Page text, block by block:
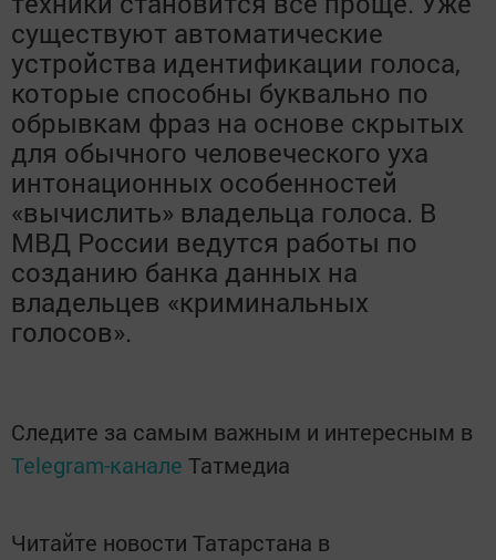
существуют автоматические
устройства идентификации голоса,
которые способны буквально по
обрывкам фраз на основе скрытых
для обычного человеческого уха
интонационных особенностей
«вычислить» владельца голоса. В
МВД России ведутся работы по
созданию банка данных на
владельцев «криминальных
голосов».
Следите за самым важным и интересным в
Telegram-канале Татмедиа
Читайте новости Татарстана в